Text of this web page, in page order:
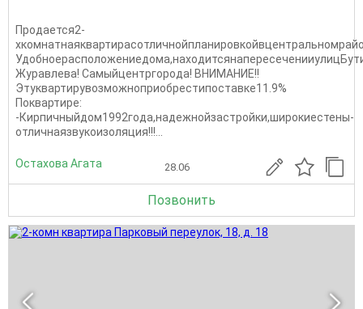
Продается2-
Журавлева! Самыйцентргорода! ВНИМАНИЕ!!
Этуквартирувозможноприобрестипоставке11.9%
Поквартире:
-Кирпичныйдом1992года,надежнойзастройки,широкиестены-
отличнаязвукоизоляция!!!...
Остахова Агата 28.06
Позвонить